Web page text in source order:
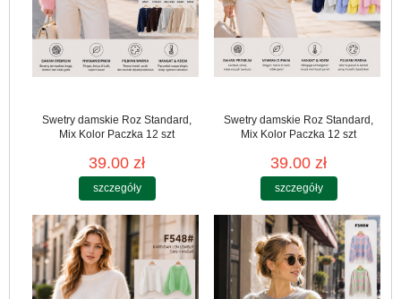
Swetry damskie Roz Standard,
Mix Kolor Paczka 12 szt
39.00 zł
szczegóły
Swetry damskie Roz Standard,
Mix Kolor Paczka 12 szt
39.00 zł
szczegóły